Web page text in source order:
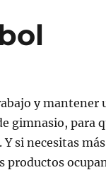
y mantener
gimnasio, para
Y si necesitas
productos